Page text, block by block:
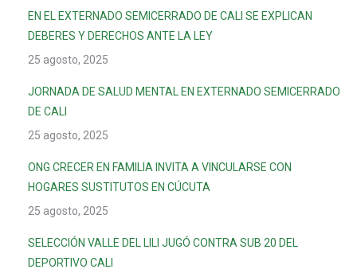
EN EL EXTERNADO SEMICERRADO DE CALI SE EXPLICAN
DEBERES Y DERECHOS ANTE LA LEY
25 agosto, 2025
JORNADA DE SALUD MENTAL EN EXTERNADO SEMICERRADO
DE CALI
25 agosto, 2025
ONG CRECER EN FAMILIA INVITA A VINCULARSE CON
HOGARES SUSTITUTOS EN CÚCUTA
25 agosto, 2025
SELECCIÓN VALLE DEL LILI JUGÓ CONTRA SUB 20 DEL
DEPORTIVO CALI